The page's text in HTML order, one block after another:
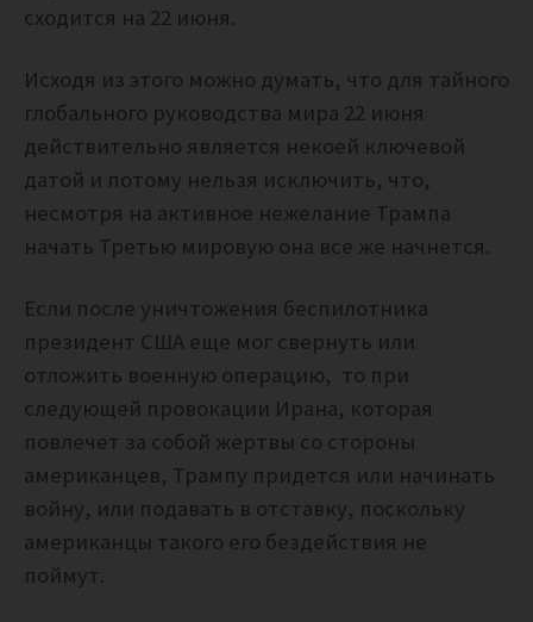
сходится на 22 июня.
Исходя из этого можно думать, что для тайного
глобального руководства мира 22 июня
действительно является некоей ключевой
датой и потому нельзя исключить, что,
несмотря на активное нежелание Трампа
начать Третью мировую она все же начнется.
Если после уничтожения беспилотника
президент США еще мог свернуть или
отложить военную операцию, то при
следующей провокации Ирана, которая
повлечет за собой жертвы со стороны
американцев, Трампу придется или начинать
войну, или подавать в отставку, поскольку
американцы такого его бездействия не
поймут.